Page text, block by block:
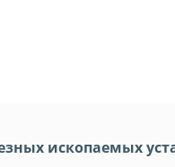
ископаемых